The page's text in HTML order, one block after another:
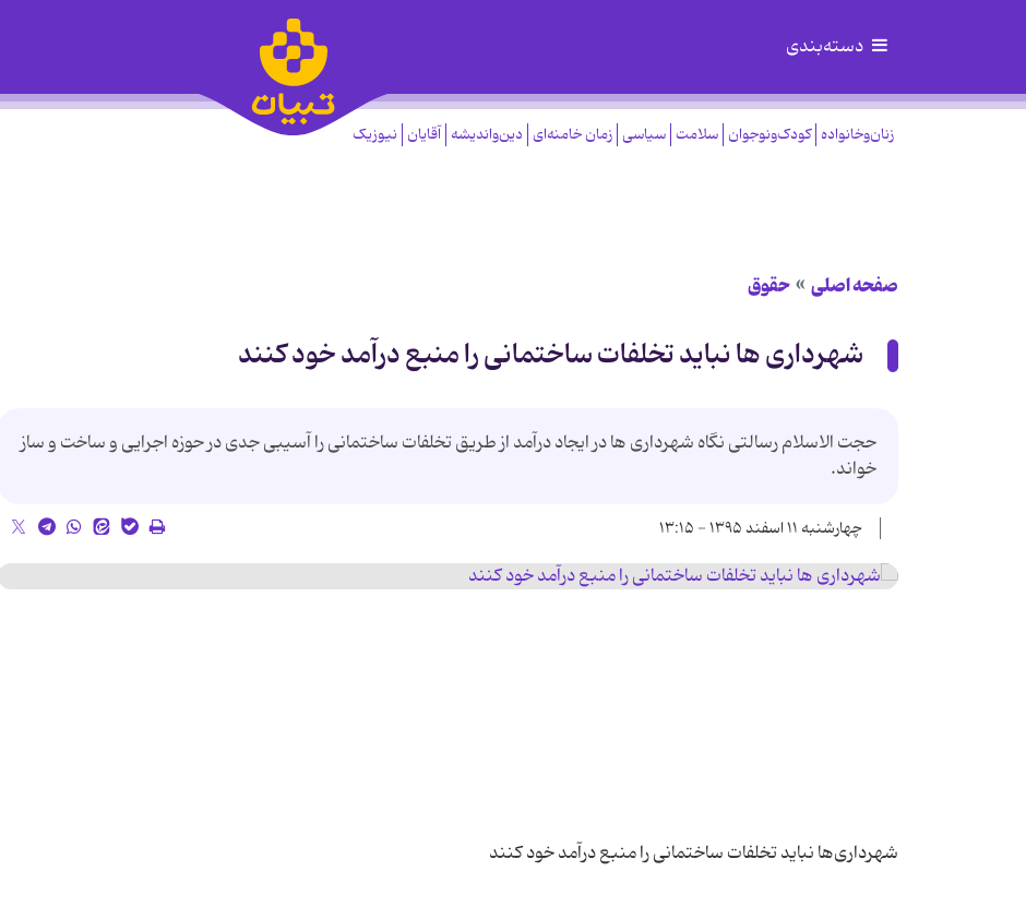
دسته‌بندی
زنان‌وخانواده کودک‌ونوجوان سلامت سیاسی زمان خامنه‌ای دین‌واندیشه آقایان نیوزیک
صفحه اصلی حقوق
شهرداری ها نباید تخلفات ساختمانی را منبع درآمد خود کنند
حجت الاسلام رسالتی نگاه شهرداری ها در ایجاد درآمد از طریق تخلفات ساختمانی را آسیبی جدی در حوزه اجرایی و ساخت و ساز
خواند.
چهارشنبه ۱۱ اسفند ۱۳۹۵ - ۱۳:۱۵